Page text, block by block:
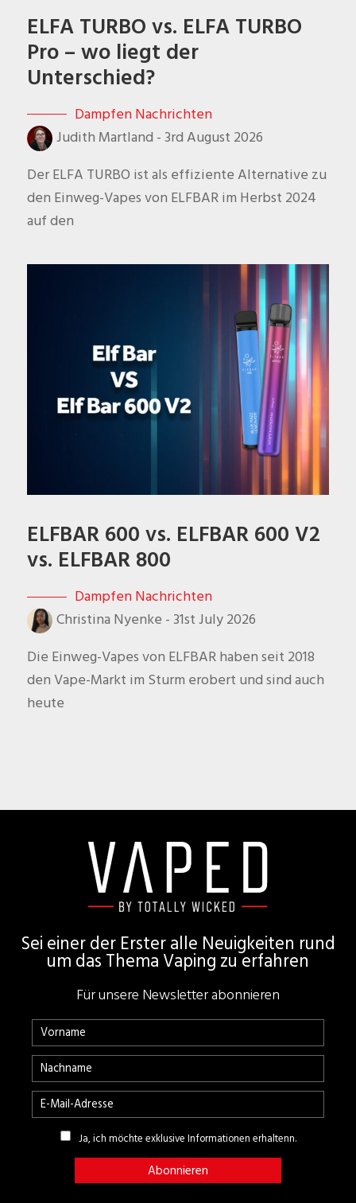
ELFA TURBO vs. ELFA TURBO
Pro – wo liegt der
Unterschied?
Dampfen Nachrichten
Judith Martland - 3rd August 2026
Der ELFA TURBO ist als effiziente Alternative zu
den Einweg-Vapes von ELFBAR im Herbst 2024
auf den
ELFBAR 600 vs. ELFBAR 600 V2
vs. ELFBAR 800
Dampfen Nachrichten
Christina Nyenke - 31st July 2026
Die Einweg-Vapes von ELFBAR haben seit 2018
den Vape-Markt im Sturm erobert und sind auch
heute
Sei einer der Erster alle Neuigkeiten rund
um das Thema Vaping zu erfahren
Für unsere Newsletter abonnieren
Ja, ich möchte exklusive Informationen erhaltenn.